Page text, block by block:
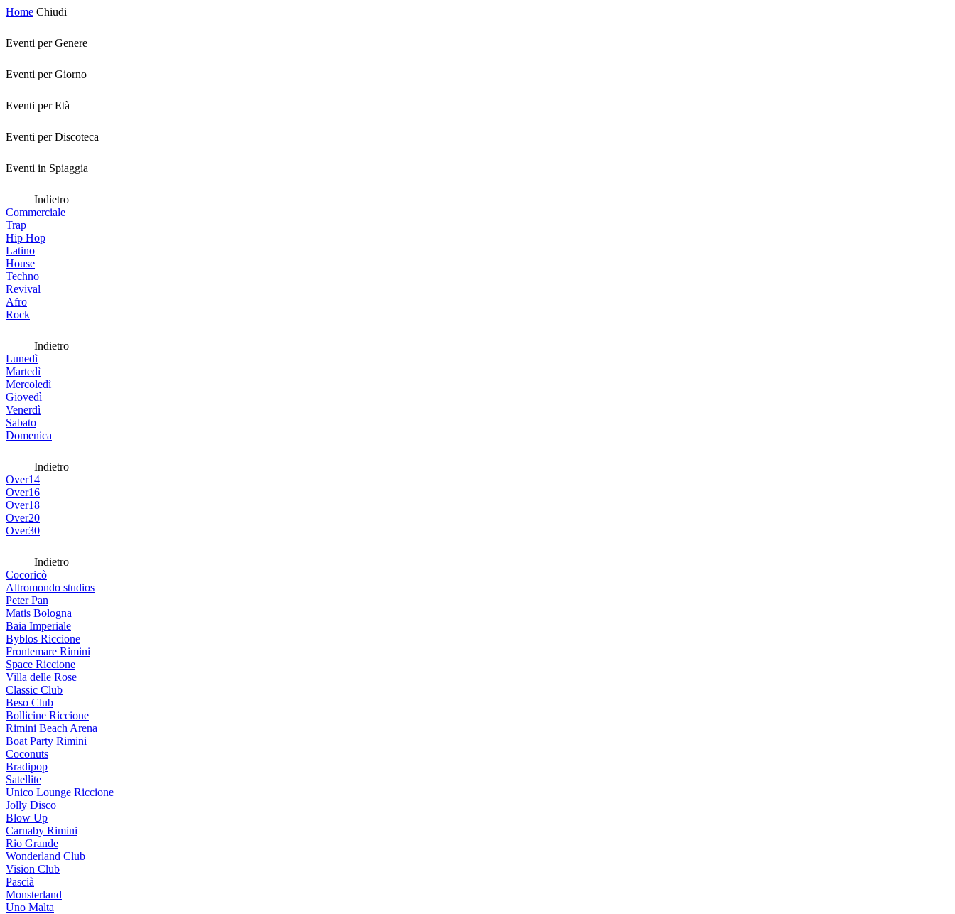
Home Chiudi
Eventi per Genere
Eventi per Giorno
Eventi per Età
Eventi per Discoteca
Eventi in Spiaggia
Indietro
Commerciale
Trap
Hip Hop
Latino
House
Techno
Revival
Afro
Rock
Indietro
Lunedì
Martedì
Mercoledì
Giovedì
Venerdì
Sabato
Domenica
Indietro
Over14
Over16
Over18
Over20
Over30
Indietro
Cocoricò
Altromondo studios
Peter Pan
Matis Bologna
Baia Imperiale
Byblos Riccione
Frontemare Rimini
Space Riccione
Villa delle Rose
Classic Club
Beso Club
Bollicine Riccione
Rimini Beach Arena
Boat Party Rimini
Coconuts
Bradipop
Satellite
Unico Lounge Riccione
Jolly Disco
Blow Up
Carnaby Rimini
Rio Grande
Wonderland Club
Vision Club
Pascià
Monsterland
Uno Malta